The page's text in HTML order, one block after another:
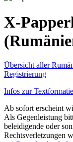
X-
Übersicht aller
Registrierung
Infos zur
Ab sofort erscheint
Als Gegenleistung
beleidigende oder
Rechtsverletzungen